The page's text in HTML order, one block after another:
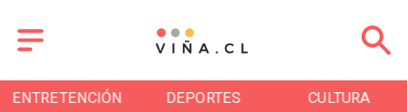
DEPORTES CULTURA TURISMO